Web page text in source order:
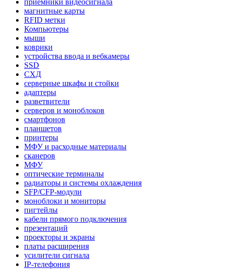
приемники видеосигнала
магнитные карты
RFID метки
Компьютеры
мыши
коврики
устройства ввода и вебкамеры
SSD
СХД
серверные шкафы и стойки
адаптеры
разветвители
серверов и моноблоков
смартфонов
планшетов
принтеры
МФУ и расходные материалы
сканеров
МФУ
оптические терминалы
радиаторы и системы охлаждения
SFP/CFP-модули
моноблоки и мониторы
пигтейлы
кабели прямого подключения
презентаций
проекторы и экраны
платы расширения
усилители сигнала
IP-телефония